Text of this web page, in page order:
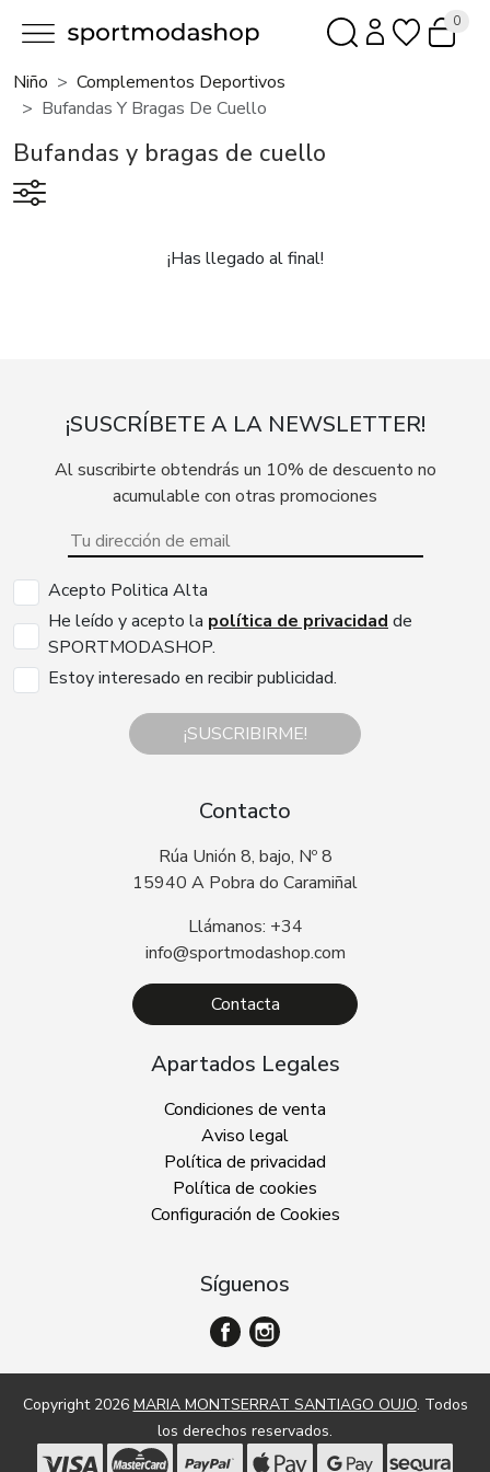
0
Niño
Complementos Deportivos
Bufandas Y Bragas De Cuello
Bufandas y bragas de cuello
¡Has llegado al final!
¡SUSCRÍBETE A LA NEWSLETTER!
Al suscribirte obtendrás un 10% de descuento no
acumulable con otras promociones
Acepto Politica Alta
He leído y acepto la política de privacidad de
SPORTMODASHOP.
Estoy interesado en recibir publicidad.
¡SUSCRIBIRME!
Contacto
Rúa Unión 8, bajo, Nº 8
15940 A Pobra do Caramiñal
Llámanos: +34
info@sportmodashop.com
Contacta
Apartados Legales
Condiciones de venta
Aviso legal
Política de privacidad
Política de cookies
Configuración de Cookies
Síguenos
Copyright 2026 MARIA MONTSERRAT SANTIAGO OUJO. Todos
los derechos reservados.